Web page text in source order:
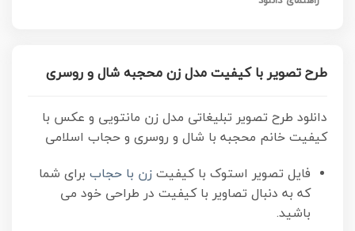
طرح تصویر با کیفیت مدل زن محجبه شال و روسری
دانلود طرح تصویر تبلیغاتی مدل زن مانتویی و عکس با
کیفیت خانم محجبه با شال و روسری و حجاب اسلامی
فایل تصویر استوک با کیفیت زن با حجاببرای شما
که به دنبال تصاویر با کیفیت در طراحی خود می
باشید.